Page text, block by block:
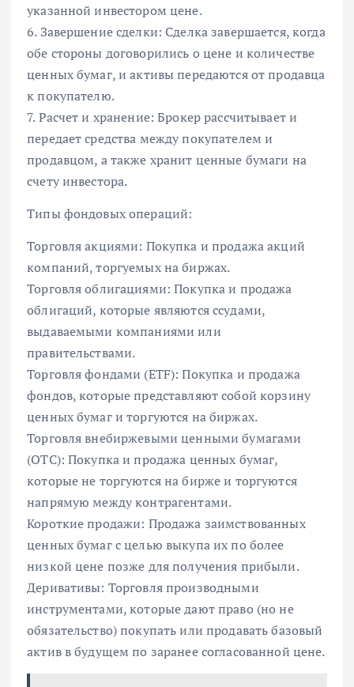
указанной инвестором цене.
6. Завершение сделки: Сделка завершается, когда
обе стороны договорились о цене и количестве
ценных бумаг, и активы передаются от продавца
к покупателю.
7. Расчет и хранение: Брокер рассчитывает и
передает средства между покупателем и
продавцом, а также хранит ценные бумаги на
счету инвестора.
Типы фондовых операций:
Торговля акциями: Покупка и продажа акций
компаний, торгуемых на биржах.
Торговля облигациями: Покупка и продажа
облигаций, которые являются ссудами,
выдаваемыми компаниями или
правительствами.
Торговля фондами (ETF): Покупка и продажа
фондов, которые представляют собой корзину
ценных бумаг и торгуются на биржах.
Торговля внебиржевыми ценными бумагами
(OTC): Покупка и продажа ценных бумаг,
которые не торгуются на бирже и торгуются
напрямую между контрагентами.
Короткие продажи: Продажа заимствованных
ценных бумаг с целью выкупа их по более
низкой цене позже для получения прибыли.
Деривативы: Торговля производными
инструментами, которые дают право (но не
обязательство) покупать или продавать базовый
актив в будущем по заранее согласованной цене.